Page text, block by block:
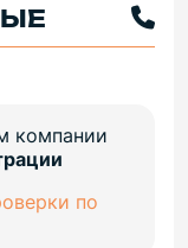
компании
по